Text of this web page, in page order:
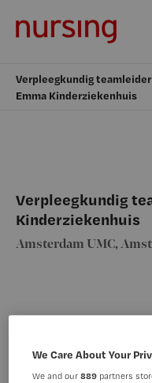
Verpleegkundig teamleider
Emma Kinderziekenhuis
Verpleegkundig
Kinderziekenhuis
Amsterdam UMC,
Verpleegkunde
We Care About Your
We and our889 partners